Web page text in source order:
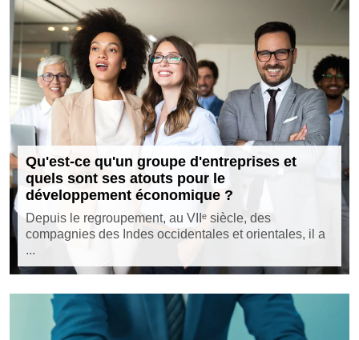
Qu'est-ce qu'un groupe d'entreprises et
quels sont ses atouts pour le
développement économique ?
Depuis le regroupement, au VIIᵉ siècle, des
compagnies des Indes occidentales et orientales, il a
...